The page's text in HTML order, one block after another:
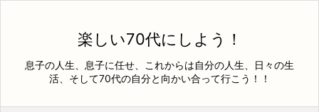
楽しい70代にしよう！
息子の人生、息子に任せ、これからは自分の人生、日々の生
活、そして70代の自分と向かい合って行こう！！